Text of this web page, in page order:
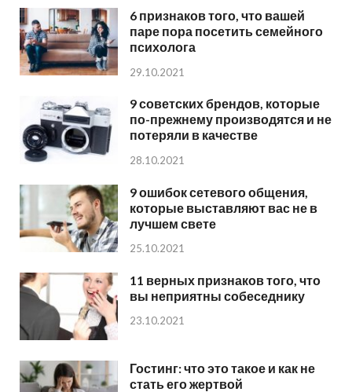
6 признаков того, что вашей
паре пора посетить семейного
психолога
29.10.2021
9 советских брендов, которые
по-прежнему производятся и не
потеряли в качестве
28.10.2021
9 ошибок сетевого общения,
которые выставляют вас не в
лучшем свете
25.10.2021
11 верных признаков того, что
вы неприятны собеседнику
23.10.2021
Гостинг: что это такое и как не
стать его жертвой